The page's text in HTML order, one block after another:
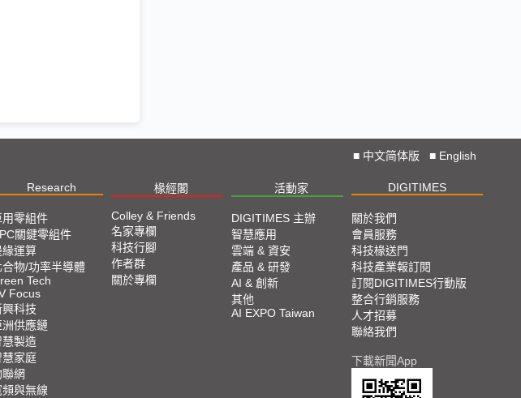
■ 中文简体版 ■ English
Research 椽經閣 活動家 DIGITIMES
用零組件
關鍵零組件
緣運算
合物/功率半導體
Tech
Focus
興科技
洲供應鏈
慧製造
慧家庭
聯網
頻與無線
Colley & Friends
名家專欄
科技行腳
作者群
關於專欄
DIGITIMES 主辦
智慧應用
雲端 & 資安
產品 & 研發
AI & 創新
其他
AI EXPO Taiwan
關於我們
會員服務
科技椽送門
科技產業報訂閱
訂閱DIGITIMES行動版
整合行銷服務
人才招募
聯絡我們
下載新聞App